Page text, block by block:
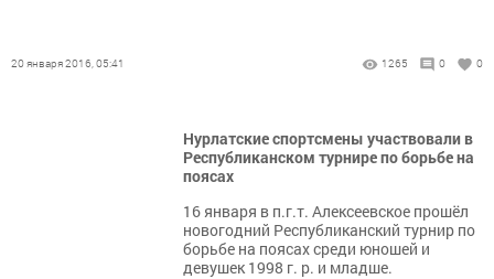
20 января 2016, 05:41 1265 0 0
Нурлатские спортсмены участвовали в
Республиканском турнире по борьбе на
поясах
16 января в п.г.т. Алексеевское прошёл
новогодний Республиканский турнир по
борьбе на поясах среди юношей и
девушек 1998 г. р. и младше.